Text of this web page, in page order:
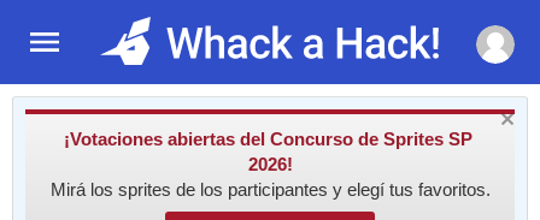
¡Votaciones abiertas del Concurso de Sprites SP
2026!
Mirá los sprites de los participantes y elegí tus favoritos.